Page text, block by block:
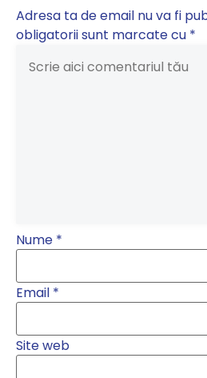
Adresa ta de email nu va fi
obligatorii sunt marcate cu *
Nume *
Email *
Site web